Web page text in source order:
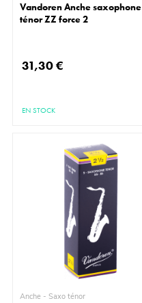
Vandoren Anche saxophone
ténor ZZ force 2
31,30 €
EN STOCK
Anche - Saxo ténor